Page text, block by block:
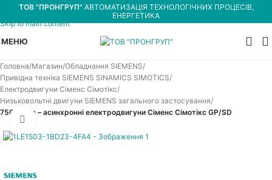
Skip to navigation
Skip to main content
ТОВ "ПРОНГРУП" АВТОМАТИЗАЦІЯ ТЕХНОЛОГІЧНИХ ПРОЦЕСІВ,
ЕНЕРГЕТИКА
МЕНЮ
Головна Магазин Обладнання SIEMENS
Привідна техніка SIEMENS SINAMICS SIMOTICS
Електродвигуни Сіменс Сімотікс
Низьковольтні двигуни SIEMENS загального застосування
750 об/хв – асинхронні електродвигуни Сіменс Сімотікс GP/SD
Увеличить